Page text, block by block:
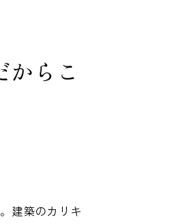
らこ
建築のカリキ